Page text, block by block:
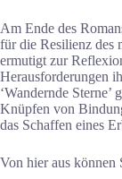
Am Ende des
für die Resilienz des
ermutigt zur
Herausforderungen
‘Wandernde Sterne’
Knüpfen von
das Schaffen eines
Von hier aus können